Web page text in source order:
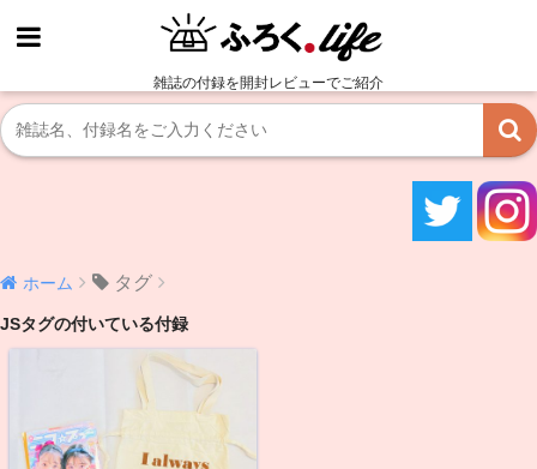
雑誌の付録を開封レビューでご紹介
ホーム タグ
JSタグの付いている付録